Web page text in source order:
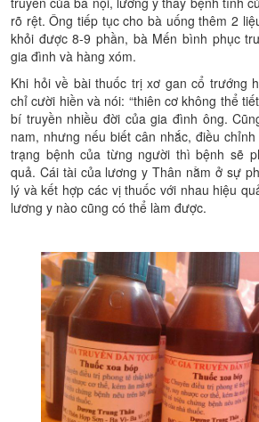
rõ rệt. Ông tiếp tục cho bà uống thêm 2
khỏi được 8-9 phần, bà Mến bình phục
gia đình và hàng xóm.
Khi hỏi về bài thuốc trị xơ gan cổ trướng
chỉ cười hiền và nói: “thiên cơ không thể
bí truyền nhiều đời của gia đình ông.
nam, nhưng nếu biết cân nhắc, điều
trạng bệnh của từng người thì bệnh sẽ
quả. Cái tài của lương y Thân nằm ở sự
lý và kết hợp các vị thuốc với nhau hiệu
lương y nào cũng có thể làm được.